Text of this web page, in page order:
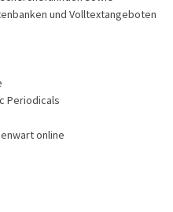
und Volltextangeboten
Periodicals
online